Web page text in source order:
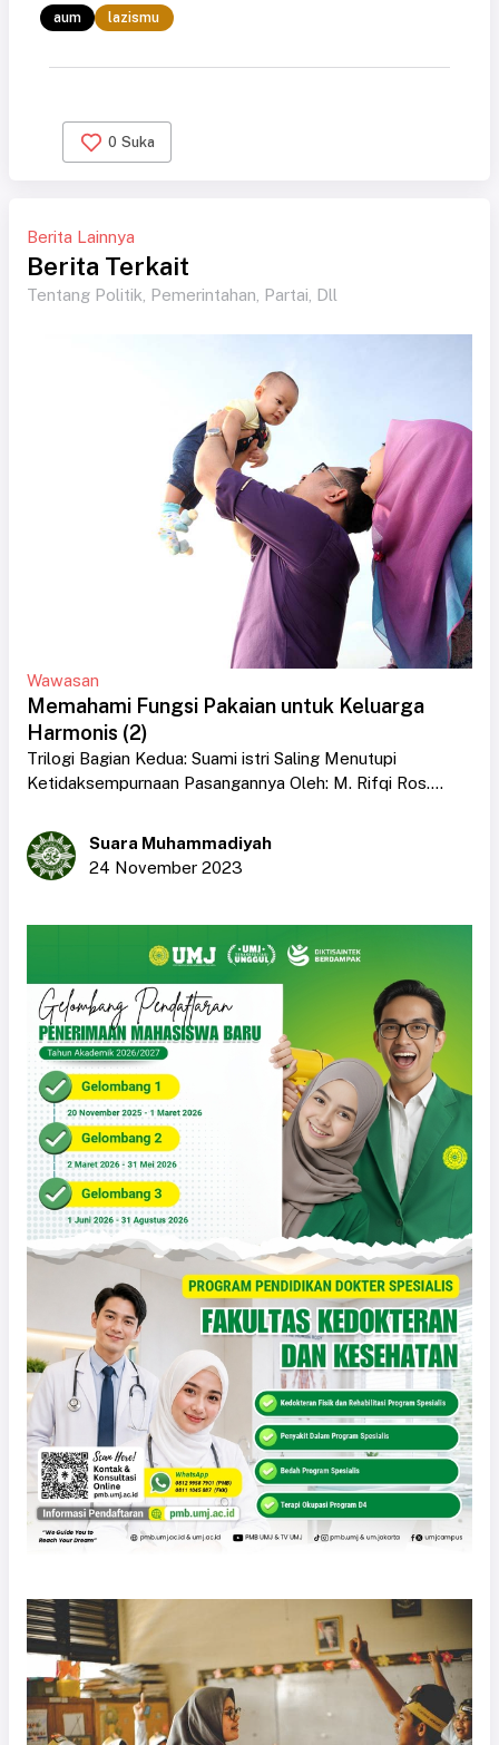
aum lazismu
0 Suka
Berita Lainnya
Berita Terkait
Tentang Politik, Pemerintahan, Partai, Dll
Wawasan
Memahami Fungsi Pakaian untuk Keluarga
Harmonis (2)
Trilogi Bagian Kedua: Suami istri Saling Menutupi
Ketidaksempurnaan Pasangannya Oleh: M. Rifqi Ros....
Suara Muhammadiyah
24 November 2023